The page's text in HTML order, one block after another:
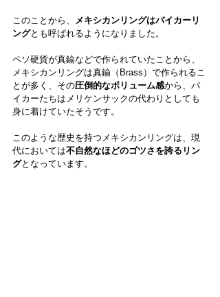
このことから、
メキシカンリングはバイカーリ
ングとも呼ばれるようになりました。
ペソ硬貨が真鍮などで作られていたことから、
メキシカンリングは真鍮（Brass）で作られるこ
とが多く、その圧倒的なボリューム感から、バ
イカーたちはメリケンサックの代わりとしても
身に着けていたそうです。
このような歴史を持つメキシカンリングは、現
代においては不自然なほどのゴツさを誇るリン
グとなっています。